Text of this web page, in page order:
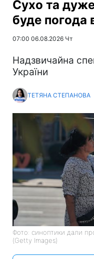
Сухо та
буде погода
07:00 06.08.2026 Чт
Надзвичайна
України
ТЕТЯНА СТЕПАНОВА
Фото: синоптики дали
(Getty Images)